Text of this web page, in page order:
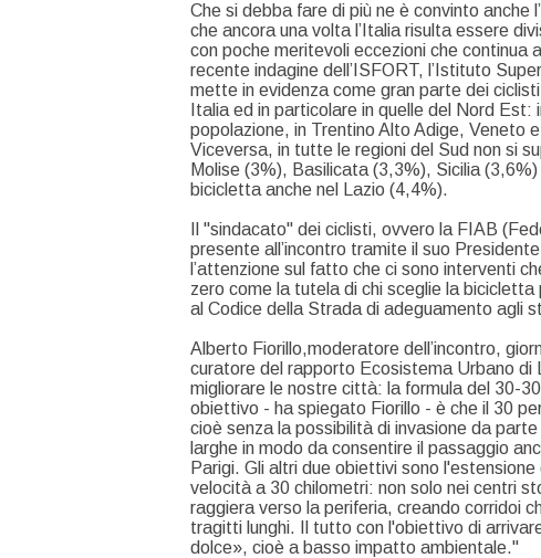
Che si debba fare di più ne è convinto anche
che ancora una volta l’Italia risulta essere
con poche meritevoli eccezioni che continua
recente indagine dell’ISFORT, l’Istituto
mette in evidenza come gran parte dei
Italia ed in particolare in quelle del Nord
popolazione, in Trentino Alto Adige, Veneto
Viceversa, in tutte le regioni del Sud non si
Molise (3%), Basilicata (3,3%), Sicilia
bicicletta anche nel Lazio (4,4%).
Il "sindacato" dei ciclisti, ovvero la FIAB
presente all’incontro tramite il suo
l’attenzione sul fatto che ci sono interventi
zero come la tutela di chi sceglie la
al Codice della Strada di adeguamento agli
Alberto Fiorillo,moderatore dell’incontro,
curatore del rapporto Ecosistema Urbano
migliorare le nostre città: la formula del 30-
obiettivo - ha spiegato Fiorillo - è che il 30
cioè senza la possibilità di invasione da
larghe in modo da consentire il passaggio
Parigi. Gli altri due obiettivi sono
velocità a 30 chilometri: non solo nei centri
raggiera verso la periferia, creando corridoi
tragitti lunghi. Il tutto con l'obiettivo di
dolce», cioè a basso impatto ambientale."